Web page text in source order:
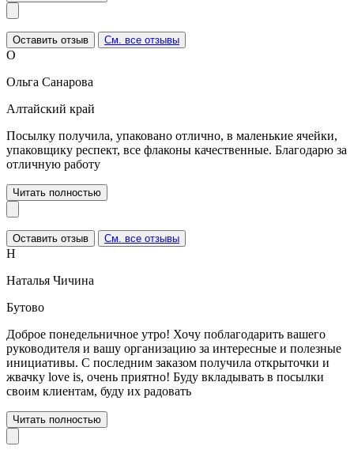
Оставить отзыв См. все отзывы
О
Ольга Санарова
Алтайский край
Посылку получила, упаковано отлично, в маленькие ячейки,
упаковщику респект, все флаконы качественные. Благодарю за
отличную работу
Читать полностью
Оставить отзыв См. все отзывы
Н
Наталья Чичина
Бутово
Доброе понедельничное утро! Хочу поблагодарить вашего
руководителя и вашу организацию за интересные и полезные
инициативы. С последним заказом получила открыточки и
жвачку love is, очень приятно! Буду вкладывать в посылки
своим клиентам, буду их радовать
Читать полностью